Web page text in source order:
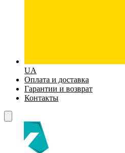
UA
Оплата и доставка
Гарантии и возврат
Контакты